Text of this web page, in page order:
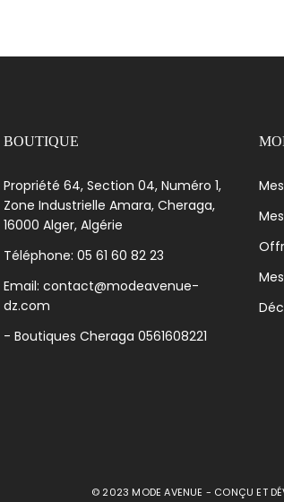
BOUTIQUE
Propriété 64, Section 04, Numéro 1,
Zone Industrielle Amara, Cheraga,
16000 Alger, Algérie
Téléphone: 05 61 60 82 23
Email: contact@modeavenue-
dz.com
- Boutiques Cheraga 0561608221
© 2023 MODE AVENUE - CONÇU ET